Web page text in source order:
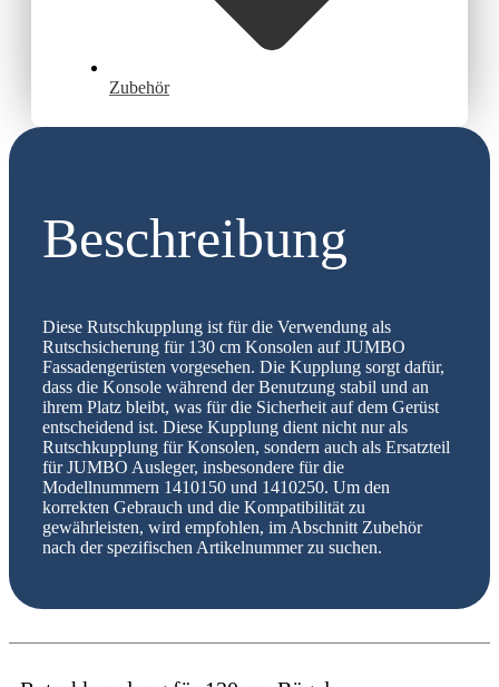
Zubehör
Beschreibung
Diese Rutschkupplung ist für die Verwendung als
Rutschsicherung für 130 cm Konsolen auf JUMBO
Fassadengerüsten vorgesehen. Die Kupplung sorgt dafür,
dass die Konsole während der Benutzung stabil und an
ihrem Platz bleibt, was für die Sicherheit auf dem Gerüst
entscheidend ist. Diese Kupplung dient nicht nur als
Rutschkupplung für Konsolen, sondern auch als Ersatzteil
für JUMBO Ausleger, insbesondere für die
Modellnummern 1410150 und 1410250. Um den
korrekten Gebrauch und die Kompatibilität zu
gewährleisten, wird empfohlen, im Abschnitt Zubehör
nach der spezifischen Artikelnummer zu suchen.